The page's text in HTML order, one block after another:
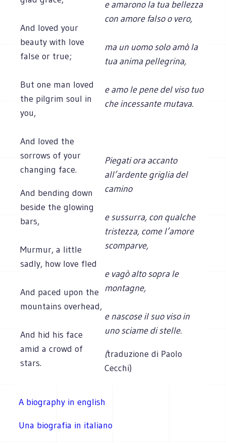
And loved your
beauty with love
false or true;
But one man loved
the pilgrim soul in
you,
And loved the
sorrows of your
changing face.
And bending down
beside the glowing
bars,
Murmur, a little
sadly, how love fled
And paced upon the
mountains overhead,
And hid his face
amid a crowd of
stars.
e amarono la tua bellezza
con amore falso o vero,
ma un uomo solo amò la
tua anima pellegrina,
e amo le pene del viso tuo
che incessante mutava.
Piegati ora accanto
all’ardente griglia del
camino
e sussurra, con qualche
tristezza, come l’amore
scomparve,
e vagò alto sopra le
montagne,
e nascose il suo viso in
uno sciame di stelle.
(traduzione di Paolo
Cecchi)
A biography in english
Una biografia in italiano